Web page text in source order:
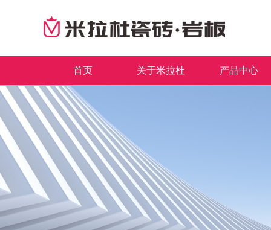
首页 关于米拉杜
企业文化
领导关怀
品牌荣誉
产品中心